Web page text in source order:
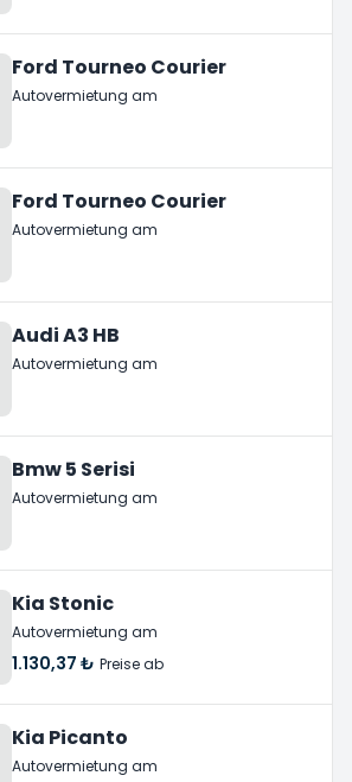
Ford Tourneo Courier
Autovermietung am
Ford Tourneo Courier
Autovermietung am
Audi A3 HB
Autovermietung am
Bmw 5 Serisi
Autovermietung am
Kia Stonic
Autovermietung am
1.130,37 ₺ Preise ab
Kia Picanto
Autovermietung am